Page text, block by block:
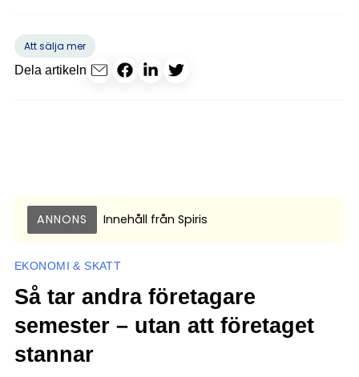
Att sälja mer
Dela artikeln
ANNONS Innehåll från Spiris
EKONOMI & SKATT
Så tar andra företagare
semester – utan att företaget
stannar